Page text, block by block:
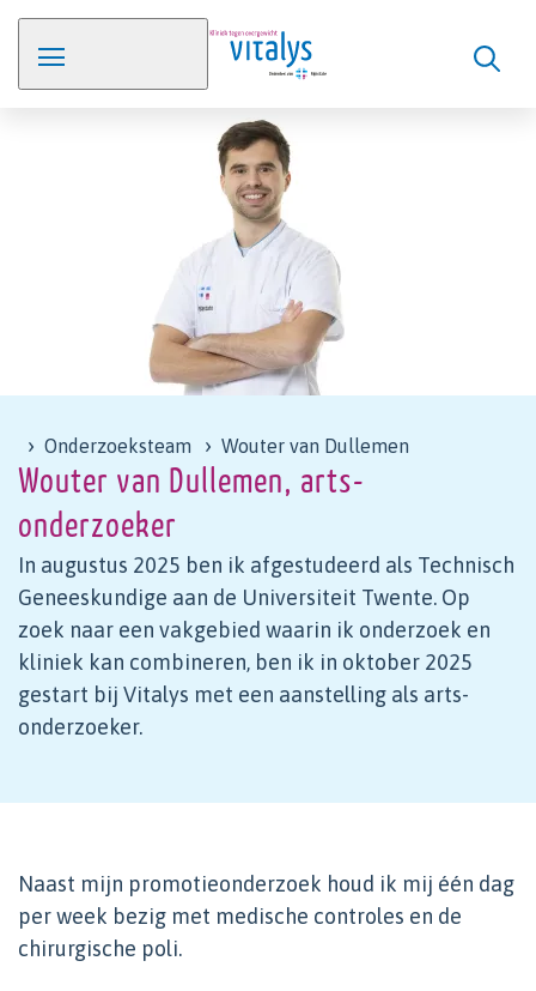
Wouter van Dullemen, arts-
onderzoeker
Onderzoeksteam Wouter van Dullemen
In augustus 2025 ben ik afgestudeerd als Technisch
Geneeskundige aan de Universiteit Twente. Op
zoek naar een vakgebied waarin ik onderzoek en
kliniek kan combineren, ben ik in oktober 2025
gestart bij Vitalys met een aanstelling als arts-
onderzoeker.
Naast mijn promotieonderzoek houd ik mij één dag
per week bezig met medische controles en de
chirurgische poli.